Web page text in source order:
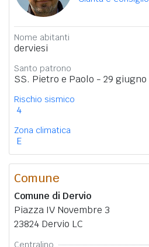
Nome abitanti
derviesi
Santo patrono
SS. Pietro e Paolo - 29 giugno
Rischio sismico
4
Zona climatica
E
Comune
Comune di Dervio
Piazza IV Novembre 3
23824 Dervio LC
Centralino